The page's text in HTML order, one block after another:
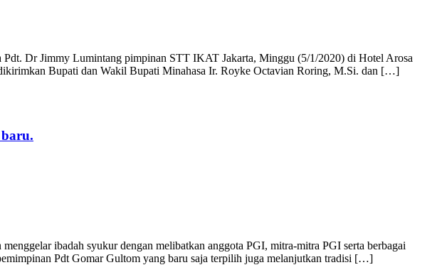
Pdt. Dr Jimmy Lumintang pimpinan STT IKAT Jakarta, Minggu (5/1/2020) di Hotel Arosa
Bupati dan Wakil Bupati Minahasa Ir. Royke Octavian Roring, M.Si. dan […]
ibadah syukur dengan melibatkan anggota PGI, mitra-mitra PGI serta berbagai
Pdt Gomar Gultom yang baru saja terpilih juga melanjutkan tradisi […]